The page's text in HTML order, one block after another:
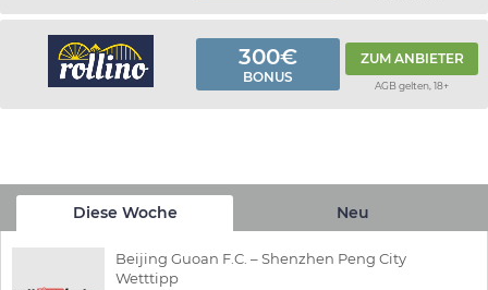
300€
BONUS
ZUM ANBIETER
AGB gelten, 18+
Diese Woche Neu
Beijing Guoan F.C. – Shenzhen Peng City
Wetttipp